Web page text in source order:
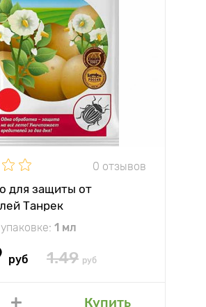
0 отзывов
для защиты от
Танрек
1 мл
руб 1.49 руб
Купить